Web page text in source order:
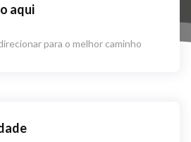
aqui
para o melhor caminho